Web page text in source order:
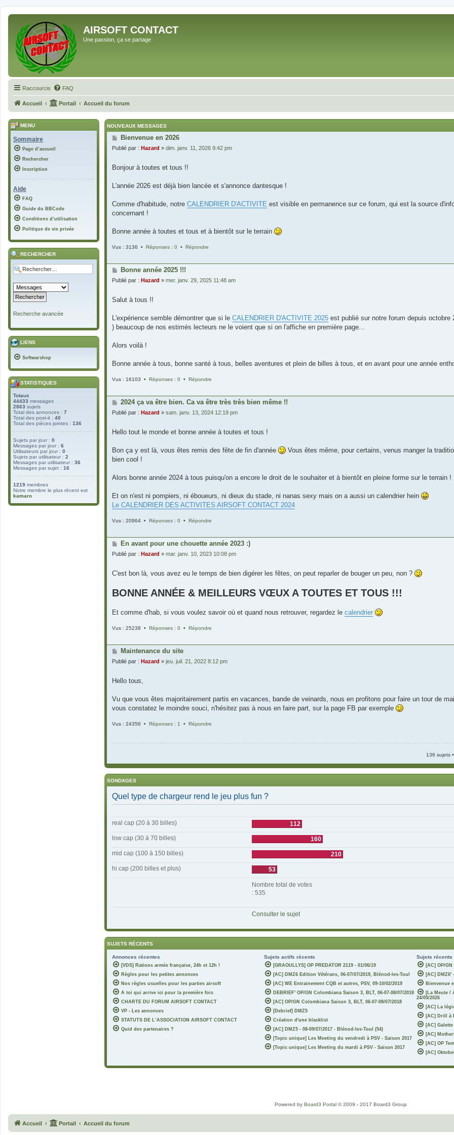
AIRSOFT CONTACT
Une passion, ça se partage
Raccourcis FAQ
Accueil Portail Accueil du forum
NOUVEAUX MESSAGES
Bienvenue en 2026
Publié par : Hazard » dim. janv. 11, 2026 9:42 pm
Bonjour à toutes et tous !!
L'année 2026 est déjà bien lancée et s'annonce dantesque !
Comme d'habitude, notre CALENDRIER D'ACTIVITE est visible en permanence sur ce forum, qui est la source
concernant !
Bonne année à toutes et tous et à bientôt sur le terrain
Vus : 3136 • Réponses : 0 • Répondre
Bonne année 2025 !!!
Publié par : Hazard » mer. janv. 29, 2025 11:48 am
Salut à tous !!
L'expérience semble démontrer que si le CALENDRIER D'ACTIVITE 2025 est publié sur notre forum depuis octobre
) beaucoup de nos estimés lecteurs ne le voient que si on l'affiche en première page...
Alors voilà !
Bonne année à tous, bonne santé à tous, belles aventures et plein de billes à tous, et en avant pour une année
Vus : 16103 • Réponses : 0 • Répondre
2024 ça va être bien. Ca va être très très bien même !!
Publié par : Hazard » sam. janv. 13, 2024 12:19 pm
Hello tout le monde et bonne année à toutes et tous !
Bon ça y est là, vous êtes remis des fête de fin d'année
Vous êtes même, pour certains, venus manger la
bien cool !
Alors bonne année 2024 à tous puisqu'on a encore le droit de le souhaiter et à bientôt en pleine forme sur le terrain !
Et on n'est ni pompiers, ni éboueurs, ni dieux du stade, ni nanas sexy mais on a aussi un calendrier hein
Le CALENDRIER DES ACTIVITES AIRSOFT CONTACT 2024
Vus : 20964 • Réponses : 0 • Répondre
En avant pour une chouette année 2023 :)
Publié par : Hazard » mar. janv. 10, 2023 10:08 pm
C'est bon là, vous avez eu le temps de bien digérer les fêtes, on peut reparler de bouger un peu, non ?
BONNE ANNÉE & MEILLEURS VŒUX A TOUTES ET TOUS !!!
Et comme d'hab, si vous voulez savoir où et quand nous retrouver, regardez le calendrier
Vus : 25238 • Réponses : 0 • Répondre
Maintenance du site
Publié par : Hazard » jeu. juil. 21, 2022 8:12 pm
Hello tous,
Vu que vous êtes majoritairement partis en vacances, bande de veinards, nous en profitons pour faire un tour de
vous constatez le moindre souci, n'hésitez pas à nous en faire part, sur la page FB par exemple
Vus : 24356 • Réponses : 1 • Répondre
136 sujets
SONDAGES
Quel type de chargeur rend le jeu plus fun ?
real cap (20 à 30 billes) 112
low cap (30 à 70 billes) 160
mid cap (100 à 150 billes) 210
hi cap (200 billes et plus) 53
Nombre total de votes
: 535
Consulter le sujet
SUJETS RÉCENTS
Annonces récentes Sujets actifs récents Sujets récents
[VDS] Rations armée française, 24h et 12h !
Règles pour les petites annonces
Nos règles usuelles pour les parties airsoft
A toi qui arrive ici pour la première fois
CHARTE DU FORUM AIRSOFT CONTACT
VP - Les annonces
STATUTS DE L’ASSOCIATION AIRSOFT CONTACT
Quid des partenaires ?
[GRAOULLYS] OP PREDATOR 2119 - 01/06/19
[AC] DMZ6 Edition Vétérans, 06-07/07/2019, Blénod-les-Toul
[AC] WE Entrainement CQB et autres, PSV, 09-10/02/2019
DEBRIEF' OP/GN Colombiana Saison 3, BLT, 06-07-08/07/2018
[AC] OP/GN Colombiana Saison 3, BLT, 06-07-08/07/2018
[Debrief] DMZ5
Création d'une blacklist
[AC] DMZ5 - 08-09/07/2017 - Blénod-les-Toul (54)
[Topic unique] Les Meeting du vendredi à PSV - Saison 2017
[Topic unique] Les Meeting du mardi à PSV - Saison 2017
[AC] OP/GN
[AC] DMZ6'
Bienvenue
[La Meute /
24/05/2026
[AC] La
[AC] Drill à
[AC] Galette
[AC]
[AC] OP
[AC]
MENU
Sommaire
Page d’accueil
Rechercher
Inscription
Aide
FAQ
Guide du BBCode
Conditions d’utilisation
Politique de vie privée
RECHERCHER
Recherche avancée
LIENS
Softwarshop
STATISTIQUES
Totaux
44433 messages
2863 sujets
Total des annonces : 7
Total des post-it : 40
Total des pièces jointes : 136
Sujets par jour : 0
Messages par jour : 6
Utilisateurs par jour : 0
Sujets par utilisateur : 2
Messages par utilisateur : 36
Messages par sujet : 16
1219 membres
Notre membre le plus récent est
kamaro
Powered by Board3 Portal© 2009 - 2017 Board3 Group
Accueil Portail Accueil du forum